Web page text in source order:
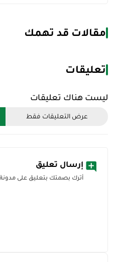
مقالات قد تهمك
تعليقات
ليست هناك تعليقات
عرض التعليقات فقط
إرسال تعليق
أترك بصمتك بتعليق على مدونة